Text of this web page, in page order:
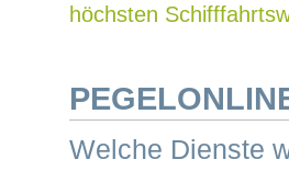
höchsten
Welche Dienste